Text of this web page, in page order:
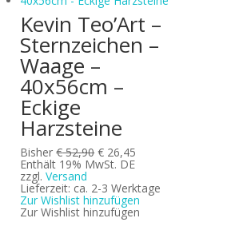
Kevin Teo’Art –
Sternzeichen –
Waage –
40x56cm –
Eckige
Harzsteine
Bisher €52,90Ursprünglicher
Preis
€ 52,90
€ 26,45
€ 26,45.
Enthält 19% MwSt. DE
zzgl.Versand
Lieferzeit: ca. 2-3 Werktage
Zur Wishlist hinzufügen
Zur Wishlist hinzufügen